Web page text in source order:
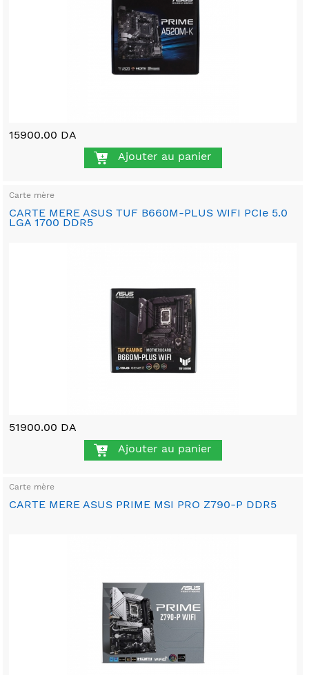
15900.00 DA
Ajouter au panier
Carte mère
CARTE MERE ASUS TUF B660M-PLUS WIFI PCIe 5.0
LGA 1700 DDR5
51900.00 DA
Ajouter au panier
Carte mère
CARTE MERE ASUS PRIME MSI PRO Z790-P DDR5